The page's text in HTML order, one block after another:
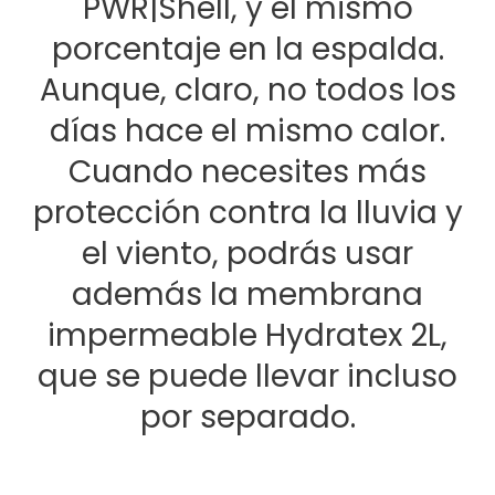
porcentaje en la espalda.
Aunque, claro, no todos los
días hace el mismo calor.
Cuando necesites más
protección contra la lluvia y
el viento, podrás usar
además la membrana
impermeable Hydratex 2L,
que se puede llevar incluso
por separado.